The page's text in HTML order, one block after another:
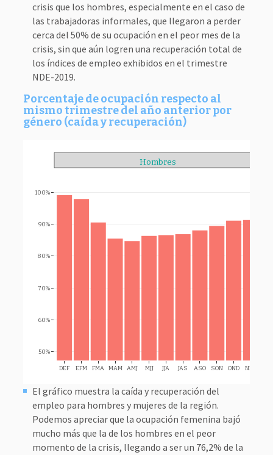
crisis que los hombres, especialmente en el caso de
las trabajadoras informales, que llegaron a perder
cerca del 50% de su ocupación en el peor mes de la
crisis, sin que aún logren una recuperación total de
los índices de empleo exhibidos en el trimestre
NDE-2019.
Porcentaje de ocupación respecto al
mismo trimestre del año anterior por
género (caída y recuperación)
DEF EFM FMA MAM AMJ MJJ JJA JAS ASO SON OND NDE
50%
60%
70%
80%
90%
100%
Hombres
El gráfico muestra la caída y recuperación del
empleo para hombres y mujeres de la región.
Podemos apreciar que la ocupación femenina bajó
mucho más que la de los hombres en el peor
momento de la crisis, llegando a ser un 76,2% de la